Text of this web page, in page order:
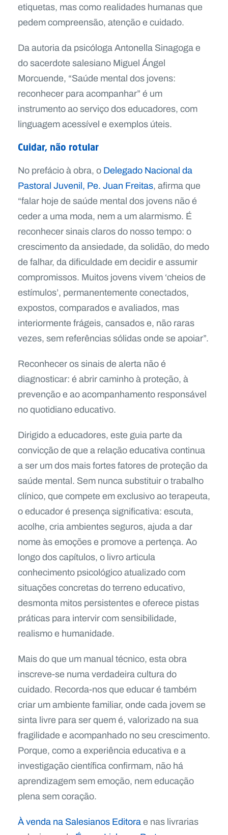
etiquetas, mas como realidades humanas que
pedem compreensão, atenção e cuidado.
Da autoria da psicóloga Antonella Sinagoga e
do sacerdote salesiano Miguel Ángel
Morcuende, “Saúde mental dos jovens:
reconhecer para acompanhar” é um
instrumento ao serviço dos educadores, com
linguagem acessível e exemplos úteis.
Cuidar, não rotular
No prefácio à obra, oDelegado Nacional da
Pastoral Juvenil, Pe. Juan Freitas, afirma que
“falar hoje de saúde mental dos jovens não é
ceder a uma moda, nem a um alarmismo. É
reconhecer sinais claros do nosso tempo: o
crescimento da ansiedade, da solidão, do medo
de falhar, da dificuldade em decidir e assumir
compromissos. Muitos jovens vivem ‘cheios de
estímulos’, permanentemente conectados,
expostos, comparados e avaliados, mas
interiormente frágeis, cansados e, não raras
vezes, sem referências sólidas onde se apoiar”.
Reconhecer os sinais de alerta não é
diagnosticar: é abrir caminho à proteção, à
prevenção e ao acompanhamento responsável
no quotidiano educativo.
Dirigido a educadores, este guia parte da
convicção de que a relação educativa continua
a ser um dos mais fortes fatores de proteção da
saúde mental. Sem nunca substituir o trabalho
clínico, que compete em exclusivo ao terapeuta,
o educador é presença significativa: escuta,
acolhe, cria ambientes seguros, ajuda a dar
nome às emoções e promove a pertença. Ao
longo dos capítulos, o livro articula
conhecimento psicológico atualizado com
situações concretas do terreno educativo,
desmonta mitos persistentes e oferece pistas
práticas para intervir com sensibilidade,
realismo e humanidade.
Mais do que um manual técnico, esta obra
inscreve-se numa verdadeira cultura do
cuidado. Recorda-nos que educar é também
criar um ambiente familiar, onde cada jovem se
sinta livre para ser quem é, valorizado na sua
fragilidade e acompanhado no seu crescimento.
Porque, como a experiência educativa e a
investigação científica confirmam, não há
aprendizagem sem emoção, nem educação
plena sem coração.
À venda na Salesianos Editorae nas livrarias